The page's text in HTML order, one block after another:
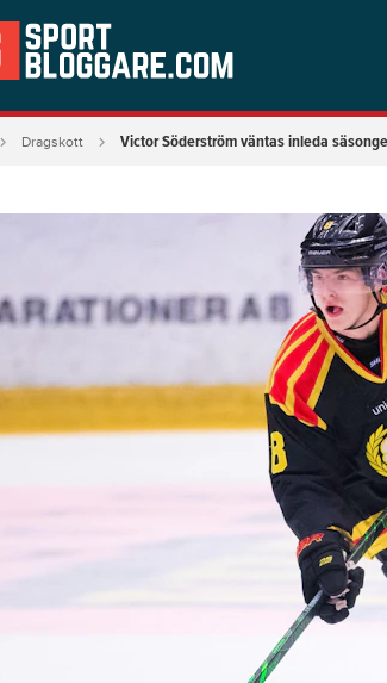
Dragskott Victor Söderström väntas inleda